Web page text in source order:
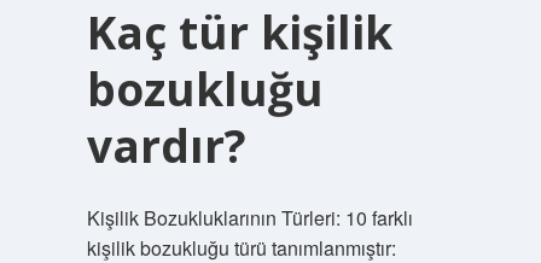
Kaç tür kişilik
bozukluğu
vardır?
Kişilik Bozukluklarının Türleri: 10 farklı
kişilik bozukluğu türü tanımlanmıştır: